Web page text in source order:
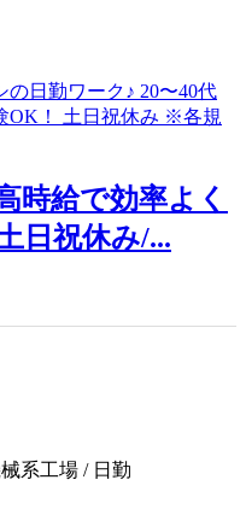
時給で効率よく
日祝休み/...
系工場 / 日勤